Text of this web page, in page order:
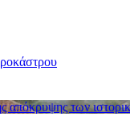
απόκρυψης των